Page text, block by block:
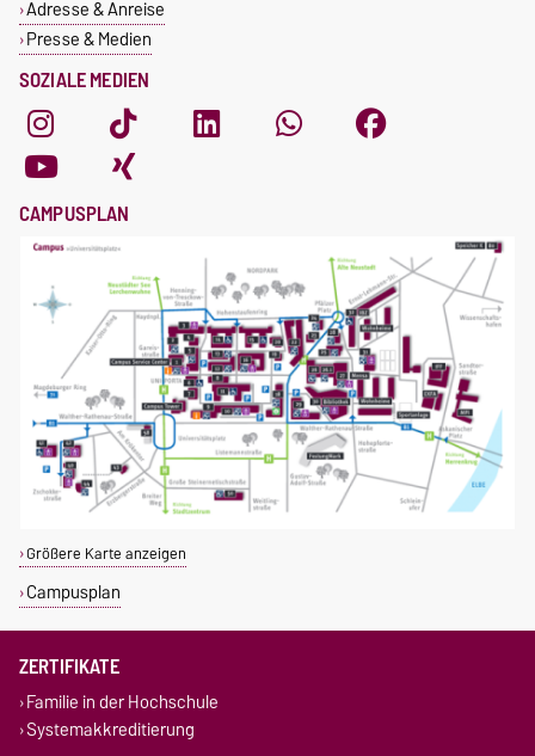
SOZIALE MEDIEN
Adresse & Anreise
Presse & Medien
CAMPUSPLAN
Größere Karte anzeigen
Campusplan
ZERTIFIKATE
Familie in der Hochschule
Systemakkreditierung